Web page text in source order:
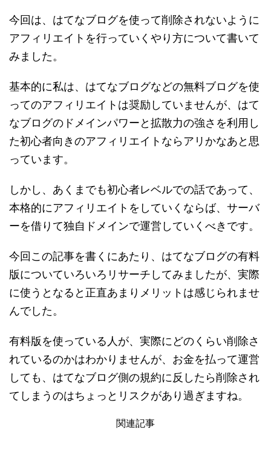
今回は、はてなブログを使って削除されないように
アフィリエイトを行っていくやり方について書いて
みました。
基本的に私は、はてなブログなどの無料ブログを使
ってのアフィリエイトは奨励していませんが、はて
なブログのドメインパワーと拡散力の強さを利用し
た初心者向きのアフィリエイトならアリかなあと思
っています。
しかし、あくまでも初心者レベルでの話であって、
本格的にアフィリエイトをしていくならば、サーバ
ーを借りて独自ドメインで運営していくべきです。
今回この記事を書くにあたり、はてなブログの有料
版についていろいろリサーチしてみましたが、実際
に使うとなると正直あまりメリットは感じられませ
んでした。
有料版を使っている人が、実際にどのくらい削除さ
れているのかはわかりませんが、お金を払って運営
しても、はてなブログ側の規約に反したら削除され
てしまうのはちょっとリスクがあり過ぎますね。
関連記事